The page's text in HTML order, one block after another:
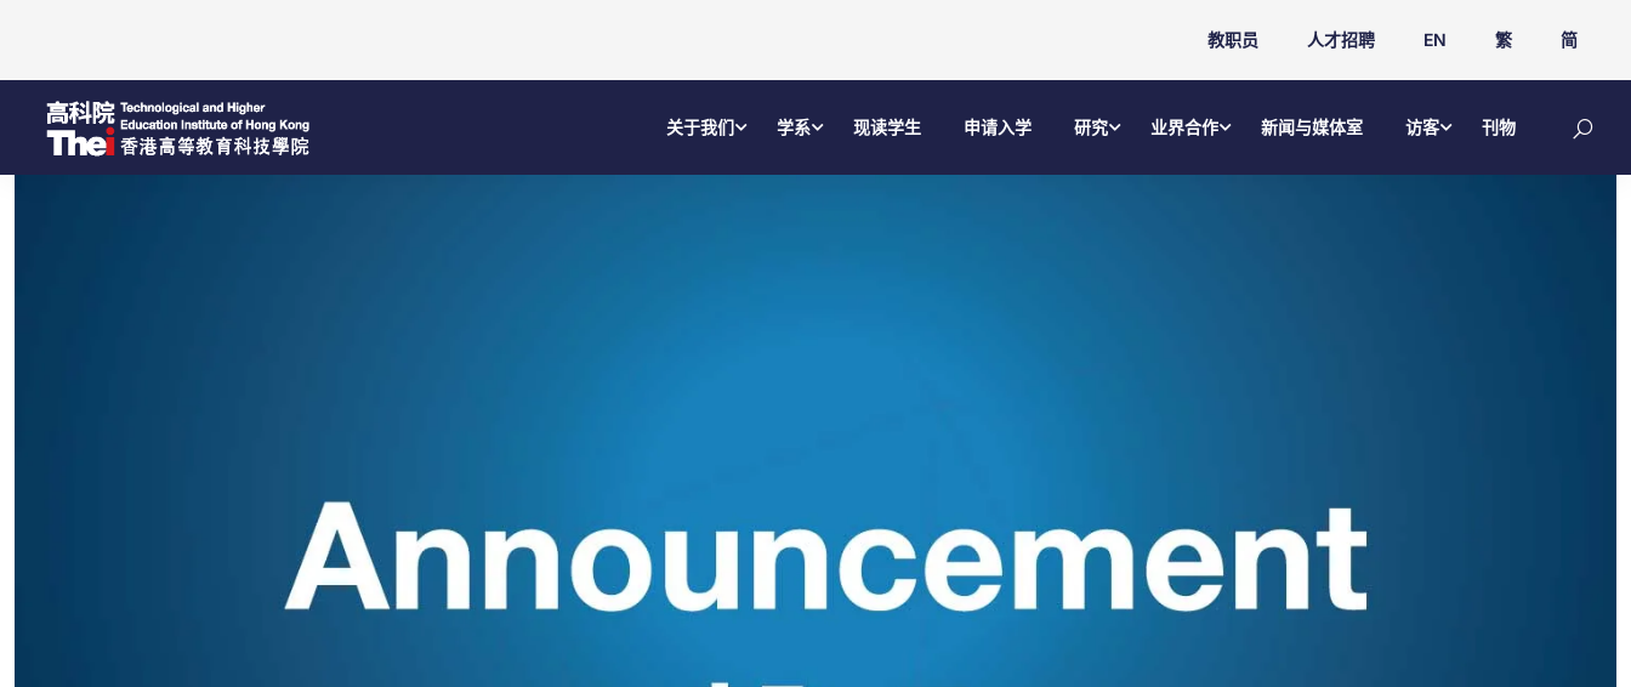
教职员 人才招聘 EN 繁 简
关于我们 学系 现读学生 申请入学 研究 业界合作 新闻与媒体室 访客 刊物